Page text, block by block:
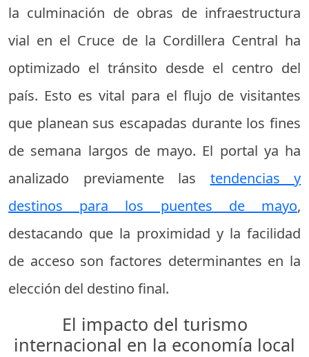
la culminación de obras de infraestructura
vial en el Cruce de la Cordillera Central ha
optimizado el tránsito desde el centro del
país. Esto es vital para el flujo de visitantes
que planean sus escapadas durante los fines
de semana largos de mayo. El portal ya ha
analizado previamente las tendencias y
destinos para los puentes de mayo,
destacando que la proximidad y la facilidad
de acceso son factores determinantes en la
elección del destino final.
El impacto del turismo
internacional en la economía local